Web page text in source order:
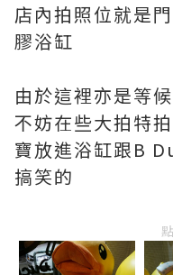
店內拍照位就是
膠浴缸
由於這裡亦是等
不妨在些大拍特
寶放進浴缸跟B
搞笑的